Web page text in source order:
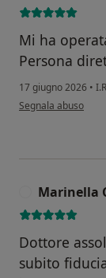
Mi ha
Persona
17 giugno 2026 •
secondo l'opinione
Segnala abuso
Marinella
Dottore
subito